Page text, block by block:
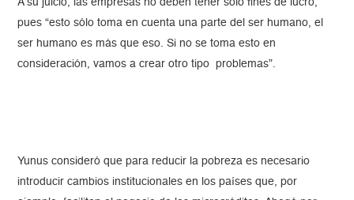
A su juicio, las empresas no deben tener sólo fines de lucro,
pues “esto sólo toma en cuenta una parte del ser humano, el
ser humano es más que eso. Si no se toma esto en
consideración, vamos a crear otro tipo problemas”.
Yunus consideró que para reducir la pobreza es necesario
introducir cambios institucionales en los países que, por